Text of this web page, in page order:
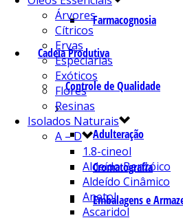
Farmacognosia
Cadeia Produtiva
Controle de Qualidade
Adulteração
Cromatografia
Embalagens e
Árvores
Cítricos
Ervas
Especiarias
Exóticos
Flores
Resinas
Isolados Naturais
A – D
1.8-cineol
Aldeído Benzóico
Aldeído Cinâmico
Anetol
Ascaridol